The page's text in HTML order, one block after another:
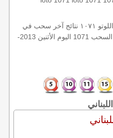
اللوتو اللبناني اليوم الأثنين ، نتيجة اللوتو ١٠٧١ نتائج آخر سحب في
اللوتو اللبناني، أي نتائج اللوتو رقم السحب 1071 اليوم الأثنين 2013-